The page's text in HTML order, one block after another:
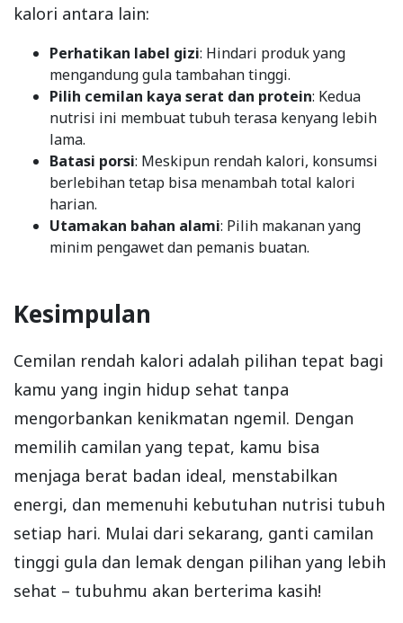
kalori antara lain:
Perhatikan label gizi: Hindari produk yang
mengandung gula tambahan tinggi.
Pilih cemilan kaya serat dan protein: Kedua
nutrisi ini membuat tubuh terasa kenyang lebih
lama.
Batasi porsi: Meskipun rendah kalori, konsumsi
berlebihan tetap bisa menambah total kalori
harian.
Utamakan bahan alami: Pilih makanan yang
minim pengawet dan pemanis buatan.
Kesimpulan
Cemilan rendah kalori adalah pilihan tepat bagi
kamu yang ingin hidup sehat tanpa
mengorbankan kenikmatan ngemil. Dengan
memilih camilan yang tepat, kamu bisa
menjaga berat badan ideal, menstabilkan
energi, dan memenuhi kebutuhan nutrisi tubuh
setiap hari. Mulai dari sekarang, ganti camilan
tinggi gula dan lemak dengan pilihan yang lebih
sehat – tubuhmu akan berterima kasih!